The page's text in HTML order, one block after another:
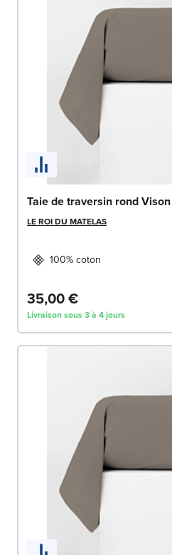
Taie de traversin rond
LE ROI DU MATELAS
100% coton
35,00 €
Livraison sous 3 à 4 jours